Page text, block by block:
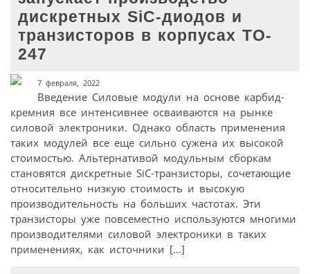
дискретных SiC-диодов и
транзисторов в корпусах TO-
247
7 февраля, 2022
Введение Силовые модули на основе карбид-
кремния все интенсивнее осваиваются на рынке
силовой электроники. Однако область применения
таких модулей все еще сильно сужена их высокой
стоимостью. Альтернативой модульным сборкам
становятся дискретные SiC-транзисторы, сочетающие
относительно низкую стоимость и высокую
производительность на больших частотах. Эти
транзисторы уже повсеместно используются многими
производителями силовой электроники в таких
применениях, как источники […]